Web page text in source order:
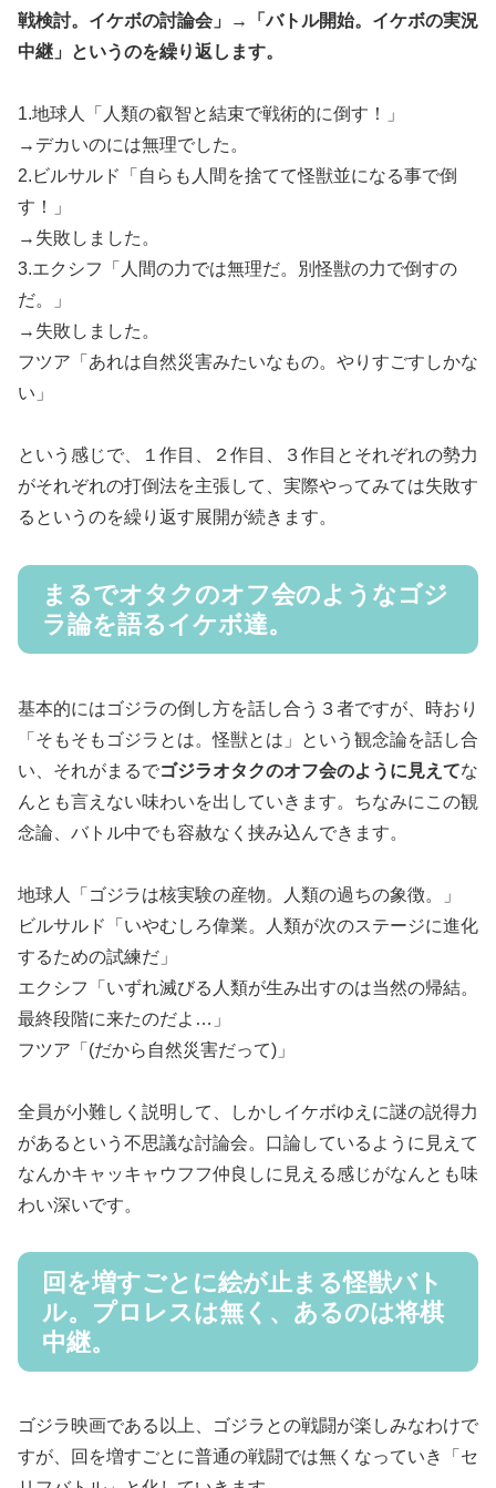
戦検討。イケボの討論会」→「バトル開始。イケボの実況
中継」というのを繰り返します。
1.地球人「人類の叡智と結束で戦術的に倒す！」
→デカいのには無理でした。
2.ビルサルド「自らも人間を捨てて怪獣並になる事で倒
す！」
→失敗しました。
3.エクシフ「人間の力では無理だ。別怪獣の力で倒すの
だ。」
→失敗しました。
フツア「あれは自然災害みたいなもの。やりすごすしかな
い」
という感じで、１作目、２作目、３作目とそれぞれの勢力
がそれぞれの打倒法を主張して、実際やってみては失敗す
るというのを繰り返す展開が続きます。
まるでオタクのオフ会のようなゴジ
ラ論を語るイケボ達。
基本的にはゴジラの倒し方を話し合う３者ですが、時おり
「そもそもゴジラとは。怪獣とは」という観念論を話し合
い、それがまるでゴジラオタクのオフ会のように見えてな
んとも言えない味わいを出していきます。ちなみにこの観
念論、バトル中でも容赦なく挟み込んできます。
地球人「ゴジラは核実験の産物。人類の過ちの象徴。」
ビルサルド「いやむしろ偉業。人類が次のステージに進化
するための試練だ」
エクシフ「いずれ滅びる人類が生み出すのは当然の帰結。
最終段階に来たのだよ…」
フツア「(だから自然災害だって)」
全員が小難しく説明して、しかしイケボゆえに謎の説得力
があるという不思議な討論会。口論しているように見えて
なんかキャッキャウフフ仲良しに見える感じがなんとも味
わい深いです。
回を増すごとに絵が止まる怪獣バト
ル。プロレスは無く、あるのは将棋
中継。
ゴジラ映画である以上、ゴジラとの戦闘が楽しみなわけで
すが、回を増すごとに普通の戦闘では無くなっていき「セ